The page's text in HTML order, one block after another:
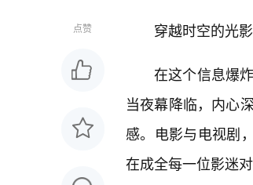
点赞 穿越时空的光
在这个信息爆
当夜幕降临，内心
感。电影与电视剧
在成全每一位影迷